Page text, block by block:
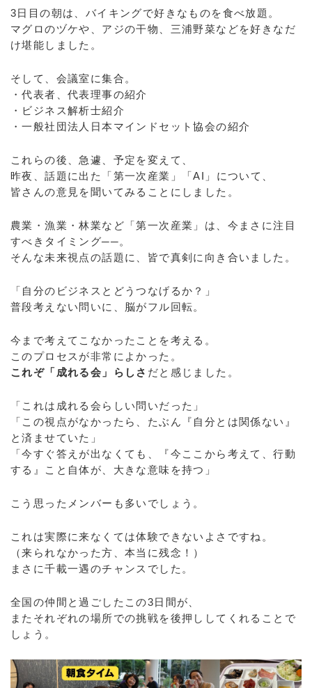
3日目の朝は、バイキングで好きなものを食べ放題。
マグロのヅケや、アジの干物、三浦野菜などを好きなだ
け堪能しました。
そして、会議室に集合。
・代表者、代表理事の紹介
・ビジネス解析士紹介
・一般社団法人日本マインドセット協会の紹介
これらの後、急遽、予定を変えて、
昨夜、話題に出た「第一次産業」「AI」について、
皆さんの意見を聞いてみることにしました。
農業・漁業・林業など「第一次産業」は、今まさに注目
すべきタイミング──。
そんな未来視点の話題に、皆で真剣に向き合いました。
「自分のビジネスとどうつなげるか？」
普段考えない問いに、脳がフル回転。
今まで考えてこなかったことを考える。
このプロセスが非常によかった。
これぞ「成れる会」らしさ だと感じました。
「これは成れる会らしい問いだった」
「この視点がなかったら、たぶん『自分とは関係ない』
と済ませていた」
「今すぐ答えが出なくても、『今ここから考えて、行動
する』こと自体が、大きな意味を持つ」
こう思ったメンバーも多いでしょう。
これは実際に来なくては体験できないよさですね。
（来られなかった方、本当に残念！）
まさに千載一遇のチャンスでした。
全国の仲間と過ごしたこの3日間が、
またそれぞれの場所での挑戦を後押ししてくれることで
しょう。